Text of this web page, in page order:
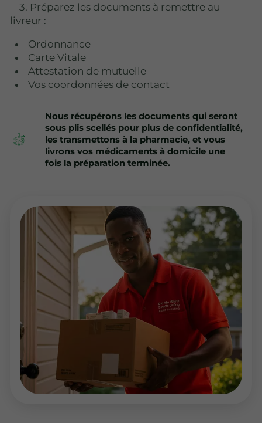
3. Préparez les documents à remettre au
livreur :
Ordonnance
Carte Vitale
Attestation de mutuelle
Vos coordonnées de contact
Nous récupérons les documents qui seront
sous plis scellés pour plus de confidentialité,
les transmettons à la pharmacie, et vous
livrons vos médicaments à domicile une
fois la préparation terminée.